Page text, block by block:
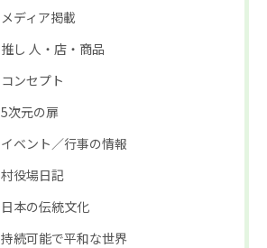
メディア掲載
推し 人・店・商品
コンセプト
5次元の扉
イベント／行事の情報
村役場日記
日本の伝統文化
持続可能で平和な世界